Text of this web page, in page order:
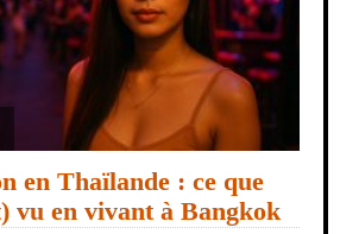
en Thaïlande : ce que
vu en vivant à Bangkok